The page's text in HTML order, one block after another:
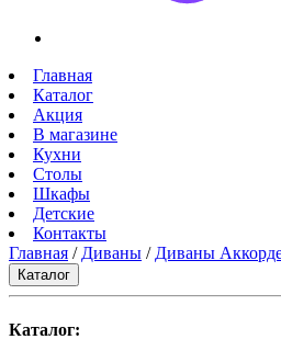
Главная
Каталог
Акция
В магазине
Кухни
Столы
Шкафы
Детские
Контакты
Главная / Диваны / Диваны
Каталог
Каталог: